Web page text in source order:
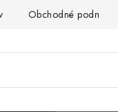
Obchodné podmienky